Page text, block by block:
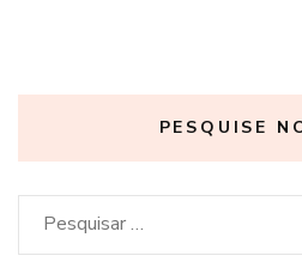
PESQUISE
Pesquisar
por: